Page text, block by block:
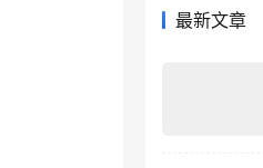
最新文章